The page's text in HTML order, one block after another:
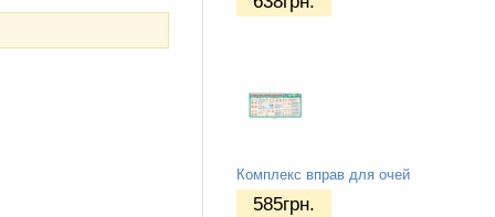
Комплекс вправ для очей
585грн.